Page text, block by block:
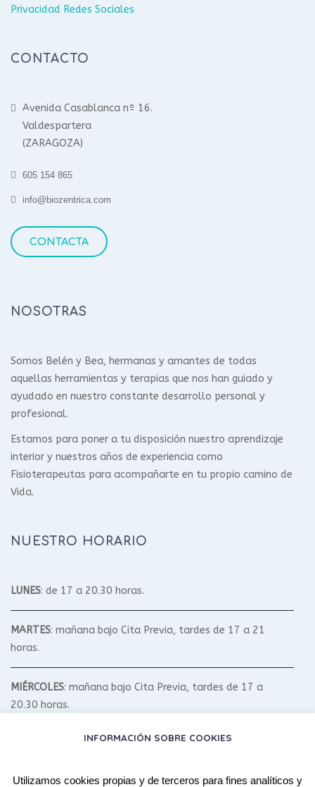
Privacidad Redes Sociales
CONTACTO
Avenida Casablanca nº 16.
Valdespartera
(ZARAGOZA)
605 154 865
info@biozentrica.com
CONTACTA
NOSOTRAS
Somos Belén y Bea, hermanas y amantes de todas
aquellas herramientas y terapias que nos han guiado y
ayudado en nuestro constante desarrollo personal y
profesional.
Estamos para poner a tu disposición nuestro aprendizaje
interior y nuestros años de experiencia como
Fisioterapeutas para acompañarte en tu propio camino de
Vida.
NUESTRO HORARIO
LUNES: de 17 a 20.30 horas.
MARTES: mañana bajo Cita Previa, tardes de 17 a 21
horas.
MIÉRCOLES: mañana bajo Cita Previa, tardes de 17 a
20.30 horas.
: mañana bajo Cita Previa, tardes de 17 a 20.30
INFORMACIÓN SOBRE COOKIES
Utilizamos cookies propias y de terceros para fines analíticos y